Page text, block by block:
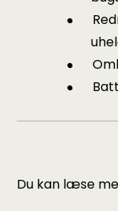
Du kan læse